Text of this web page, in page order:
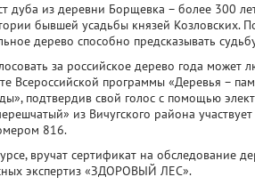
дуба из деревни Борщевка – более 300
бывшей усадьбы князей Козловских.
дерево способно предсказывать
за российское дерево года может
Всероссийской программы «Деревья –
подтвердив свой голос с помощью
из Вичугского района
816.
вручат сертификат на обследование
экспертиз «ЗДОРОВЫЙ ЛЕС».